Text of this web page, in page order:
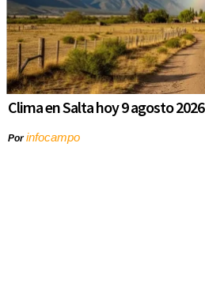
Clima en Salta hoy 9 agosto 2026
Porinfocampo